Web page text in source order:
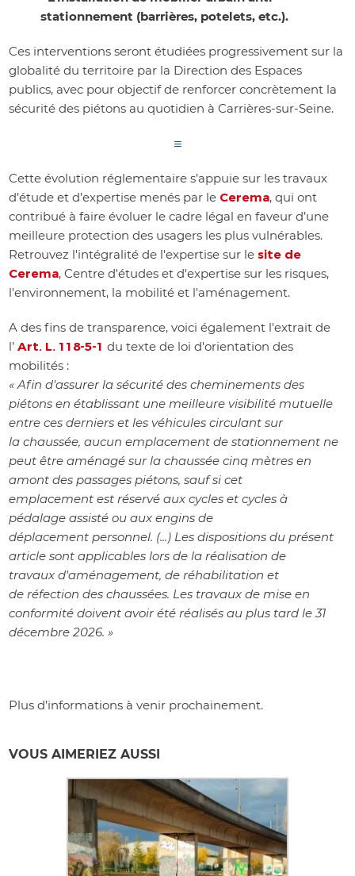
stationnement (barrières, potelets, etc.).
Ces interventions seront étudiées progressivement sur la
globalité du territoire par la Direction des Espaces
publics, avec pour objectif de renforcer concrètement la
sécurité des piétons au quotidien à Carrières-sur-Seine.
≡
Cette évolution réglementaire s’appuie sur les travaux
d’étude et d’expertise menés par le Cerema, qui ont
contribué à faire évoluer le cadre légal en faveur d’une
meilleure protection des usagers les plus vulnérables.
Retrouvez l'intégralité de l'expertise sur lesite de
Cerema, Centre d'études et d'expertise sur les risques,
l'environnement, la mobilité et l'aménagement.
A des fins de transparence, voici également l'extrait de
l’Art. L. 118-5-1 du texte de loi d'orientation des
mobilités :
« Afin d'assurer la sécurité des cheminements des
piétons en établissant une meilleure visibilité mutuelle
entre ces derniers et les véhicules circulant sur
la chaussée, aucun emplacement de stationnement ne
peut être aménagé sur la chaussée cinq mètres en
amont des passages piétons, sauf si cet
emplacement est réservé aux cycles et cycles à
pédalage assisté ou aux engins de
déplacement personnel. (...) Les dispositions du présent
article sont applicables lors de la réalisation de
travaux d'aménagement, de réhabilitation et
de réfection des chaussées. Les travaux de mise en
conformité doivent avoir été réalisés au plus tard le 31
décembre 2026. »
Plus d’informations à venir prochainement.
VOUS AIMERIEZ AUSSI